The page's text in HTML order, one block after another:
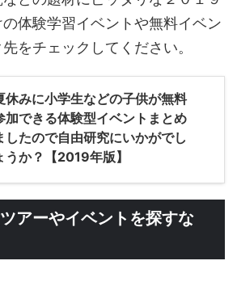
体験学習イベントや無料イベン
をチェックしてください。
休みに小学生などの子供が無料
加できる体験型イベントまとめ
したので自由研究にいかがでし
うか？【2019年版】
アーやイベントを探すな